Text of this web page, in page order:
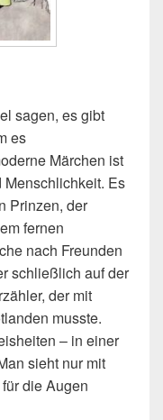
sagen, es gibt
es
Märchen ist
Menschlichkeit. Es
Prinzen, der
fernen
nach Freunden
schließlich auf der
der mit
musste.
– in einer
sieht nur mit
die Augen